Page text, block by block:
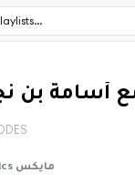
أسامة بن
Mics مايكس